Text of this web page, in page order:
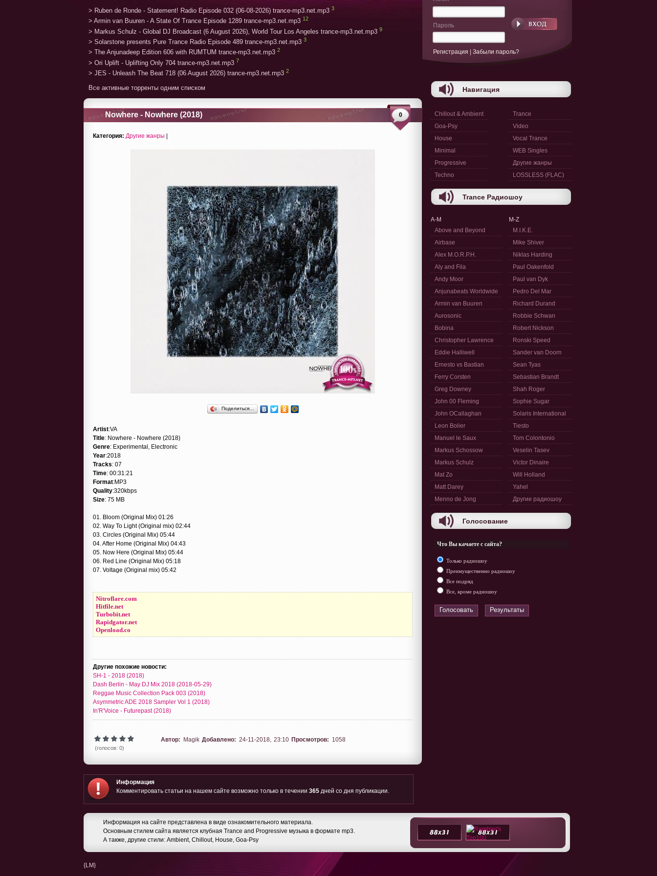
> Ruben de Ronde - Statement! Radio Episode 032 (06-08-2026) trance-mp3.net.mp3 3
> Armin van Buuren - A State Of Trance Episode 1289 trance-mp3.net.mp3 12
> Markus Schulz - Global DJ Broadcast (6 August 2026), World Tour Los Angeles trance-mp3.net.mp3 9
> Solarstone presents Pure Trance Radio Episode 489 trance-mp3.net.mp3 3
> The Anjunadeep Edition 606 with RUMTUM trance-mp3.net.mp3 2
> Ori Uplift - Uplifting Only 704 trance-mp3.net.mp3 7
> JES - Unleash The Beat 718 (06 August 2026) trance-mp3.net.mp3 2
Все активные торренты одним списком
Nowhere - Nowhere (2018) 0
Категория: Другие жанры |
Поделиться…
Artist:VA
Title: Nowhere - Nowhere (2018)
Genre: Experimental, Electronic
Year:2018
Tracks: 07
Time: 00:31:21
Format:MP3
Quality:320kbps
Size: 75 MB
01. Bloom (Original Mix) 01:26
02. Way To Light (Original mix) 02:44
03. Circles (Original Mix) 05:44
04. After Home (Original Mix) 04:43
05. Now Here (Original Mix) 05:44
06. Red Line (Original Mix) 05:18
07. Voltage (Original mix) 05:42
Nitroflare.com
Hitfile.net
Turbobit.net
Rapidgator.net
Openload.co
Другие похожие новости:
SH-1 - 2018 (2018)
Dash Berlin - May DJ Mix 2018 (2018-05-29)
Reggae Music Collection Pack 003 (2018)
Asymmetric ADE 2018 Sampler Vol 1 (2018)
In'R'Voice - Futurepast (2018)
(голосов: 0)
Автор: Magik Добавлено: 24-11-2018, 23:10 Просмотров: 1058
Информация
Комментировать статьи на нашем сайте возможно только в течении 365 дней со дня публикации.
Пароль
Регистрация Забыли пароль?
Навигация
Chillout & Ambient
Goa-Psy
House
Minimal
Progressive
Techno
Trance
Video
Vocal Trance
WEB Singles
Другие жанры
LOSSLESS (FLAC)
Trance Радиошоу
A-M
Above and Beyond
Airbase
Alex M.O.R.P.H.
Aly and Fila
Andy Moor
Anjunabeats Worldwide
Armin van Buuren
Aurosonic
Bobina
Christopher Lawrence
Eddie Halliwell
Ernesto vs Bastian
Ferry Corsten
Greg Downey
John 00 Fleming
John OCallaghan
Leon Bolier
Manuel le Saux
Markus Schossow
Markus Schulz
Mat Zo
Matt Darey
Menno de Jong
M-Z
M.I.K.E.
Mike Shiver
Niklas Harding
Paul Oakenfold
Paul van Dyk
Pedro Del Mar
Richard Durand
Robbie Schwan
Robert Nickson
Ronski Speed
Sander van Doorn
Sean Tyas
Sebastian Brandt
Shah Roger
Sophie Sugar
Solaris International
Tiesto
Tom Colontonio
Veselin Tasev
Victor Dinaire
Will Holland
Yahel
Другие радиошоу
Голосование
Что Вы качаете с сайта?
Только радиошоу
Преимущественно радиошоу
Все подряд
Все, кроме радиошоу
Голосовать Результаты
Информация на сайте представлена в виде ознакомительного материала.
Основным стилем сайта является клубная Trance and Progressive музыка в формате mp3.
А также, другие стили: Ambient, Chillout, House, Goa-Psy
{LM}